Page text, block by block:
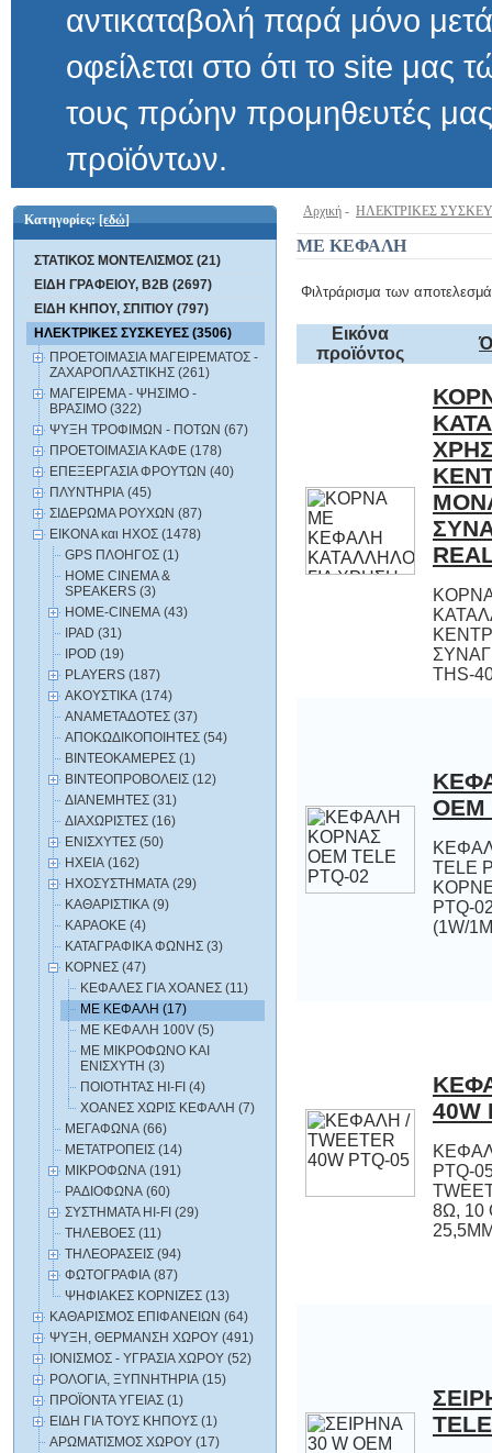
προϊόντων.
Κατηγορίες:[εδώ]
ΣΤΑΤΙΚΟΣ ΜΟΝΤΕΛΙΣΜΟΣ (21)
ΕΙΔΗ ΓΡΑΦΕΙΟΥ, B2B (2697)
ΕΙΔΗ ΚΗΠΟΥ, ΣΠΙΤΙΟΥ (797)
ΗΛΕΚΤΡΙΚΕΣ ΣΥΣΚΕΥΕΣ (3506)
ΠΡΟΕΤΟΙΜΑΣΙΑ ΜΑΓΕΙΡΕΜΑΤΟΣ -
ΖΑΧΑΡΟΠΛΑΣΤΙΚΗΣ (261)
ΜΑΓΕΙΡΕΜΑ - ΨΗΣΙΜΟ -
ΒΡΑΣΙΜΟ (322)
ΨΥΞΗ ΤΡΟΦΙΜΩΝ - ΠΟΤΩΝ (67)
ΠΡΟΕΤΟΙΜΑΣΙΑ ΚΑΦΕ (178)
ΕΠΕΞΕΡΓΑΣΙΑ ΦΡΟΥΤΩΝ (40)
ΠΛΥΝΤΗΡΙΑ (45)
ΣΙΔΕΡΩΜΑ ΡΟΥΧΩΝ (87)
ΕΙΚΟΝΑ και ΗΧΟΣ (1478)
GPS ΠΛΟΗΓΟΣ (1)
HOME CINEMA &
SPEAKERS (3)
HOME-CINEMA (43)
IPAD (31)
IPOD (19)
PLAYERS (187)
ΑΚΟΥΣΤΙΚΑ (174)
ΑΝΑΜΕΤΑΔΟΤΕΣ (37)
ΑΠΟΚΩΔΙΚΟΠΟΙΗΤΕΣ (54)
ΒΙΝΤΕΟΚΑΜΕΡΕΣ (1)
ΒΙΝΤΕΟΠΡΟΒΟΛΕΙΣ (12)
ΔΙΑΝΕΜΗΤΕΣ (31)
ΔΙΑΧΩΡΙΣΤΕΣ (16)
ΕΝΙΣΧΥΤΕΣ (50)
ΗΧΕΙΑ (162)
ΗΧΟΣΥΣΤΗΜΑΤΑ (29)
ΚΑΘΑΡΙΣΤΙΚΑ (9)
ΚΑΡΑΟΚΕ (4)
ΚΑΤΑΓΡΑΦΙΚΑ ΦΩΝΗΣ (3)
ΚΟΡΝΕΣ (47)
ΚΕΦΑΛΕΣ ΓΙΑ ΧΟΑΝΕΣ (11)
ΜΕ ΚΕΦΑΛΗ (17)
ΜΕ ΚΕΦΑΛΗ 100V (5)
ΜΕ ΜΙΚΡΟΦΩΝΟ ΚΑΙ
ΕΝΙΣΧΥΤΗ (3)
ΠΟΙΟΤΗΤΑΣ HI-FI (4)
ΧΟΑΝΕΣ ΧΩΡΙΣ ΚΕΦΑΛΗ (7)
ΜΕΓΑΦΩΝΑ (66)
ΜΕΤΑΤΡΟΠΕΙΣ (14)
ΜΙΚΡΟΦΩΝΑ (191)
ΡΑΔΙΟΦΩΝΑ (60)
ΣΥΣΤΗΜΑΤΑ HI-FI (29)
ΤΗΛΕΒΟΕΣ (11)
ΤΗΛΕΟΡΑΣΕΙΣ (94)
ΦΩΤΟΓΡΑΦΙΑ (87)
ΨΗΦΙΑΚΕΣ ΚΟΡΝΙΖΕΣ (13)
ΚΑΘΑΡΙΣΜΟΣ ΕΠΙΦΑΝΕΙΩΝ (64)
ΨΥΞΗ, ΘΕΡΜΑΝΣΗ ΧΩΡΟΥ (491)
ΙΟΝΙΣΜΟΣ - ΥΓΡΑΣΙΑ ΧΩΡΟΥ (52)
ΡΟΛΟΓΙΑ, ΞΥΠΝΗΤΗΡΙΑ (15)
ΠΡΟΪΟΝΤΑ ΥΓΕΙΑΣ (1)
ΕΙΔΗ ΓΙΑ ΤΟΥΣ ΚΗΠΟΥΣ (1)
ΑΡΩΜΑΤΙΣΜΟΣ ΧΩΡΟΥ (17)
Αρχική - ΗΛΕΚΤΡΙΚΕΣ
ΜΕ ΚΕΦΑΛΗ
Φιλτράρισμα των
Εικόνα
προϊόντος
THS-
TELE
PTQ-02
(1W/
40W
PTQ-
8Ω, 10